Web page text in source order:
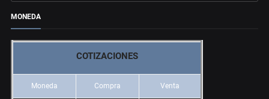
MONEDA
COTIZACIONES
Moneda Compra Venta